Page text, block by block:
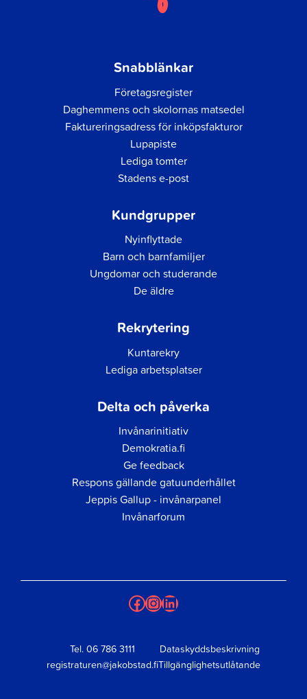
Snabblänkar
Företagsregister
Daghemmens och skolornas matsedel
Faktureringsadress för inköpsfakturor
Lupapiste
Lediga tomter
Stadens e-post
Kundgrupper
Nyinflyttade
Barn och barnfamiljer
Ungdomar och studerande
De äldre
Rekrytering
Kuntarekry
Lediga arbetsplatser
Delta och påverka
Invånarinitiativ
Demokratia.fi
Ge feedback
Respons gällande gatuunderhållet
Jeppis Gallup - invånarpanel
Invånarforum
Facebook
Instagram
LinkedIn
Tel. 06 786 3111
registraturen@jakobstad.fi
Dataskyddsbeskrivning
Tillgänglighetsutlåtande